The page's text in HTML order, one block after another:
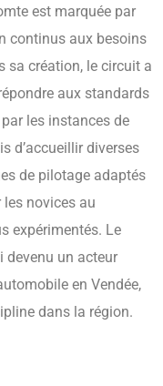
est marquée par
continus aux besoins
sa création, le circuit a
aux standards
les instances de
d’accueillir diverses
de pilotage adaptés
les novices au
expérimentés. Le
devenu un acteur
en Vendée,
dans la région.